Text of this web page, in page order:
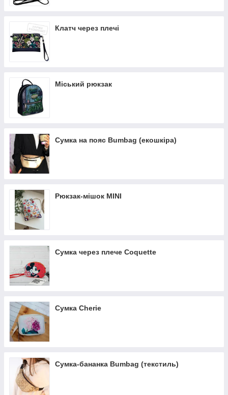
Клатч через плечі
Міський рюкзак
Сумка на пояс Bumbag (екошкіра)
Рюкзак-мішок MINI
Сумка через плече Coquette
Сумка Cherie
Сумка-бананка Bumbag (текстиль)